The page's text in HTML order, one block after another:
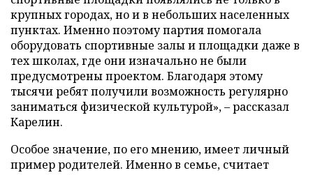
крупных городах, но и в небольших населенных
пунктах. Именно поэтому партия помогала
оборудовать спортивные залы и площадки даже в
тех школах, где они изначально не были
предусмотрены проектом. Благодаря этому
тысячи ребят получили возможность регулярно
заниматься физической культурой», – рассказал
Карелин.
Особое значение, по его мнению, имеет личный
пример родителей. Именно в семье, считает